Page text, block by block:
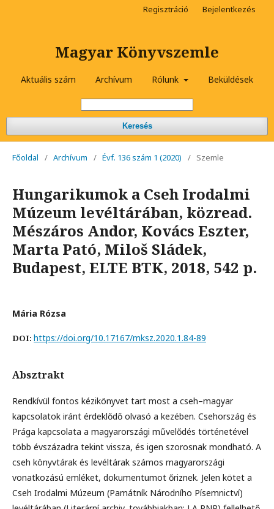
Magyar Könyvszemle
Aktuális szám Archívum Rólunk Beküldések
Keresés
Regisztráció Bejelentkezés
Főoldal / Archívum / Évf. 136 szám 1 (2020) / Szemle
Hungarikumok a Cseh Irodalmi
Múzeum levéltárában, közread.
Mészáros Andor, Kovács Eszter,
Marta Pató, Miloš Sládek,
Budapest, ELTE BTK, 2018, 542 p.
Mária Rózsa
DOI: https://doi.org/10.17167/mksz.2020.1.84-89
Absztrakt
Rendkívül fontos kézikönyvet tart most a cseh–magyar
kapcsolatok iránt érdeklődő olvasó a kezében. Csehország és
Prága kapcsolata a magyarországi művelődés történetével
több évszázadra tekint vissza, és igen szorosnak mondható. A
cseh könyvtárak és levéltárak számos magyarországi
vonatkozású emléket, dokumentumot őriznek. Jelen kötet a
Cseh Irodalmi Múzeum (Památník Národního Písemnictví)